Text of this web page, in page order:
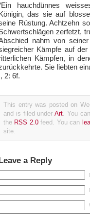
hauchdünnes
das sie auf
Rüstung. Achtzehn
zerfetzt,
nahm von
Kämpfe auf
Kämpfen, in
Sie liebten
2: 6f.
This entry was posted on
and is filed underArt . You
the RSS 2.0feed. You can
site.
a Reply